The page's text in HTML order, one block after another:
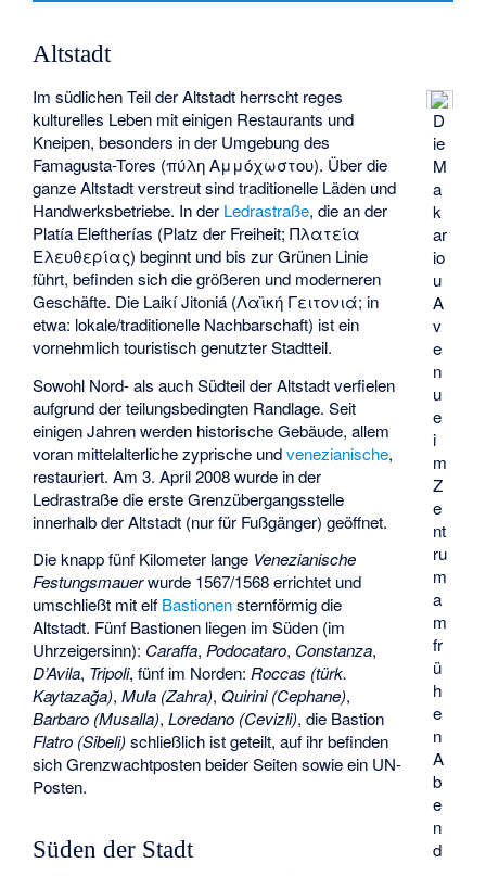
Altstadt
D
ie
M
a
k
ar
io
u
A
v
e
n
u
e
i
m
Z
e
nt
ru
m
a
m
fr
ü
h
e
n
A
b
e
n
d
Im südlichen Teil der Altstadt herrscht reges
kulturelles Leben mit einigen Restaurants und
Kneipen, besonders in der Umgebung des
Famagusta-Tores (πύλη Αμμόχωστου). Über die
ganze Altstadt verstreut sind traditionelle Läden und
Handwerksbetriebe. In der Ledrastraße, die an der
Platía Eleftherías (Platz der Freiheit; Πλατεία
Ελευθερίας) beginnt und bis zur Grünen Linie
führt, befinden sich die größeren und moderneren
Geschäfte. Die Laikí Jitoniá (Λαϊκή Γειτονιά; in
etwa: lokale/traditionelle Nachbarschaft) ist ein
vornehmlich touristisch genutzter Stadtteil.
Sowohl Nord- als auch Südteil der Altstadt verfielen
aufgrund der teilungsbedingten Randlage. Seit
einigen Jahren werden historische Gebäude, allem
voran mittelalterliche zyprische undvenezianische,
restauriert. Am 3. April 2008 wurde in der
Ledrastraße die erste Grenzübergangsstelle
innerhalb der Altstadt (nur für Fußgänger) geöffnet.
Die knapp fünf Kilometer lange Venezianische
Festungsmauerwurde 1567/1568 errichtet und
umschließt mit elf Bastionensternförmig die
Altstadt. Fünf Bastionen liegen im Süden (im
Uhrzeigersinn): Caraffa,Podocataro, Constanza,
D’Avila, Tripoli, fünf im Norden:Roccas (türk.
Kaytazağa),Mula (Zahra),Quirini (Cephane),
Barbaro (Musalla),Loredano (Cevizli), die Bastion
Flatro (Sibeli)schließlich ist geteilt, auf ihr befinden
sich Grenzwachtposten beider Seiten sowie ein UN-
Posten.
Süden der Stadt